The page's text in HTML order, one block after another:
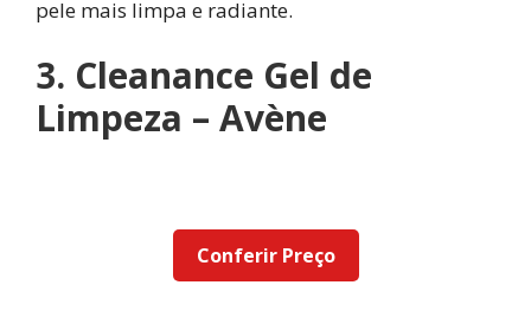
pele mais limpa e radiante.
3. Cleanance Gel de
Limpeza – Avène
Conferir Preço